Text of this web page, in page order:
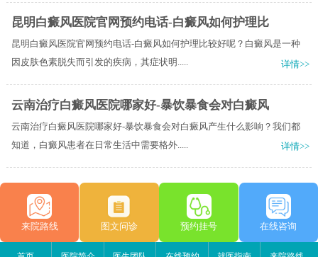
昆明白癜风医院官网预约电话-白癜风如何护理比
昆明白癜风医院官网预约电话-白癜风如何护理比较好呢？白癜风是一种
因皮肤色素脱失而引发的疾病，其症状明.....
详情>>
云南治疗白癜风医院哪家好-暴饮暴食会对白癜风
云南治疗白癜风医院哪家好-暴饮暴食会对白癜风产生什么影响？我们都
知道，白癜风患者在日常生活中需要格外.....
详情>>
来院路线 图文问诊 预约挂号 在线咨询